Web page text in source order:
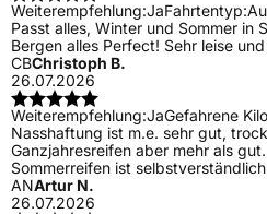
Weiterempfehlung:JaFahrtentyp:
Passt alles, Winter und Sommer in
Bergen alles Perfect! Sehr leise
CBChristoph B.
26.07.2026
Weiterempfehlung:JaGefahrene
Nasshaftung ist m.e. sehr gut,
Ganzjahresreifen aber mehr als
Sommerreifen ist selbstverständlich
ANArtur N.
26.07.2026